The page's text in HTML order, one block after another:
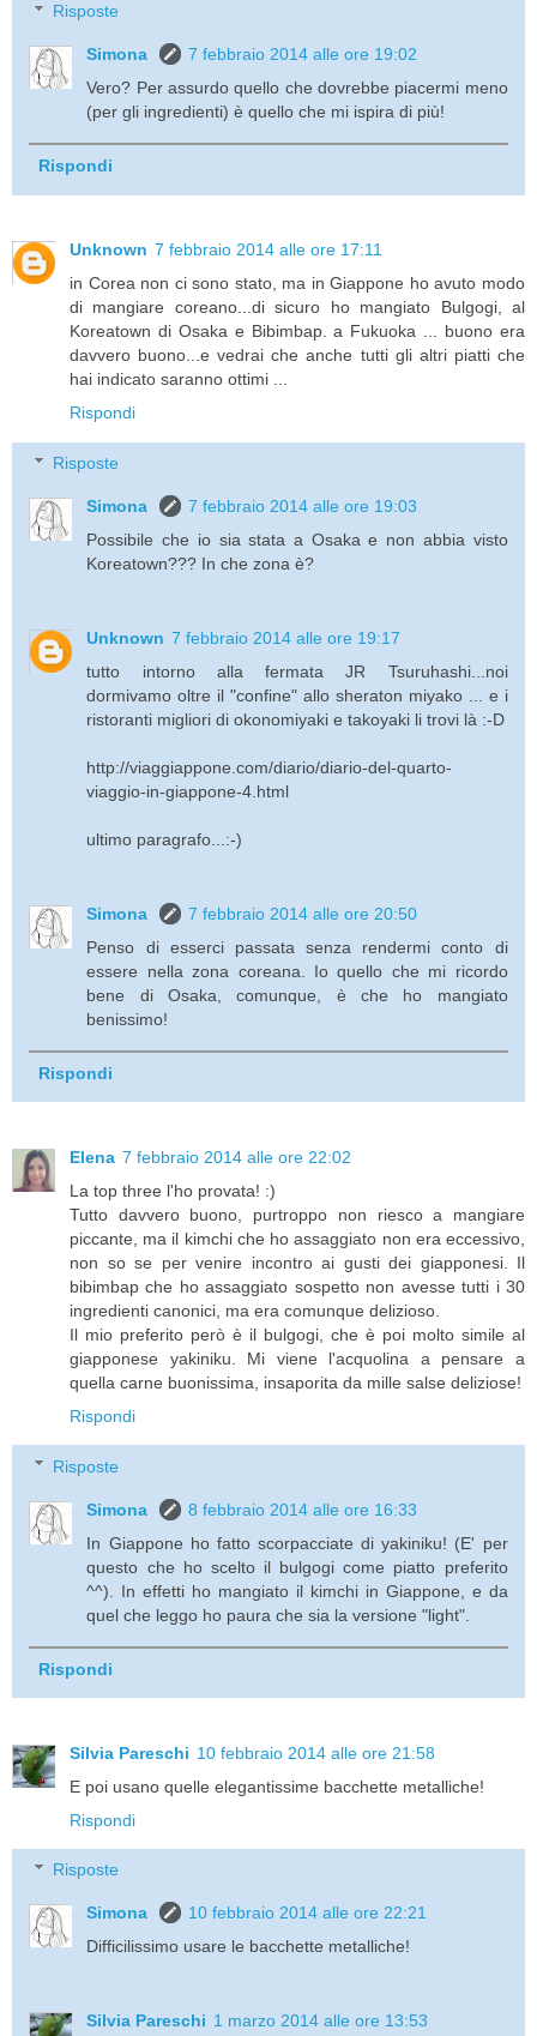
Risposte
Simona
7 febbraio 2014 alle ore 19:02
Vero? Per assurdo quello che dovrebbe piacermi meno
(per gli ingredienti) è quello che mi ispira di più!
Rispondi
Unknown 7 febbraio 2014 alle ore 17:11
in Corea non ci sono stato, ma in Giappone ho avuto modo
di mangiare coreano...di sicuro ho mangiato Bulgogi, al
Koreatown di Osaka e Bibimbap. a Fukuoka ... buono era
davvero buono...e vedrai che anche tutti gli altri piatti che
hai indicato saranno ottimi ...
Rispondi
Risposte
Simona
7 febbraio 2014 alle ore 19:03
Possibile che io sia stata a Osaka e non abbia visto
Koreatown??? In che zona è?
Unknown 7 febbraio 2014 alle ore 19:17
tutto intorno alla fermata JR Tsuruhashi...noi
dormivamo oltre il "confine" allo sheraton miyako ... e i
ristoranti migliori di okonomiyaki e takoyaki li trovi là :-D
http://viaggiappone.com/diario/diario-del-quarto-
viaggio-in-giappone-4.html
ultimo paragrafo...:-)
Simona
7 febbraio 2014 alle ore 20:50
Penso di esserci passata senza rendermi conto di
essere nella zona coreana. Io quello che mi ricordo
bene di Osaka, comunque, è che ho mangiato
benissimo!
Rispondi
Elena 7 febbraio 2014 alle ore 22:02
La top three l'ho provata! :)
Tutto davvero buono, purtroppo non riesco a mangiare
piccante, ma il kimchi che ho assaggiato non era eccessivo,
non so se per venire incontro ai gusti dei giapponesi. Il
bibimbap che ho assaggiato sospetto non avesse tutti i 30
ingredienti canonici, ma era comunque delizioso.
Il mio preferito però è il bulgogi, che è poi molto simile al
giapponese yakiniku. Mi viene l'acquolina a pensare a
quella carne buonissima, insaporita da mille salse deliziose!
Rispondi
Risposte
Simona
8 febbraio 2014 alle ore 16:33
In Giappone ho fatto scorpacciate di yakiniku! (E' per
questo che ho scelto il bulgogi come piatto preferito
^^). In effetti ho mangiato il kimchi in Giappone, e da
quel che leggo ho paura che sia la versione "light".
Rispondi
Silvia Pareschi 10 febbraio 2014 alle ore 21:58
E poi usano quelle elegantissime bacchette metalliche!
Rispondi
Risposte
Simona
10 febbraio 2014 alle ore 22:21
Difficilissimo usare le bacchette metalliche!
Silvia Pareschi 1 marzo 2014 alle ore 13:53